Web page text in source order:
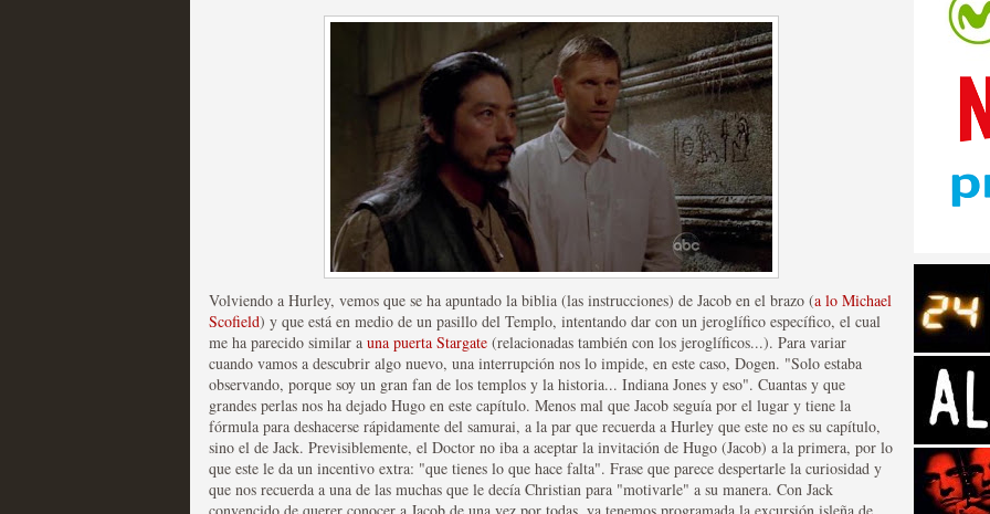
Las temporadas de pilotos de Amazon
Galería con los Mejores Personajes de Series de
Televisión
MOLTISANTI
Recomendación de la semana
Volviendo a Hurley, vemos que se ha apuntado la biblia (las instrucciones) de Jacob en el brazo (a lo Michael
Scofield) y que está en medio de un pasillo del Templo, intentando dar con un jeroglífico específico, el cual
me ha parecido similar a una puerta Stargate (relacionadas también con los jeroglíficos...). Para variar
cuando vamos a descubrir algo nuevo, una interrupción nos lo impide, en este caso, Dogen. "Solo estaba
observando, porque soy un gran fan de los templos y la historia... Indiana Jones y eso". Cuantas y que
grandes perlas nos ha dejado Hugo en este capítulo. Menos mal que Jacob seguía por el lugar y tiene la
fórmula para deshacerse rápidamente del samurai, a la par que recuerda a Hurley que este no es su capítulo,
sino el de Jack. Previsiblemente, el Doctor no iba a aceptar la invitación de Hugo (Jacob) a la primera, por lo
que este le da un incentivo extra: "que tienes lo que hace falta". Frase que parece despertarle la curiosidad y
que nos recuerda a una de las muchas que le decía Christian para "motivarle" a su manera. Con Jack